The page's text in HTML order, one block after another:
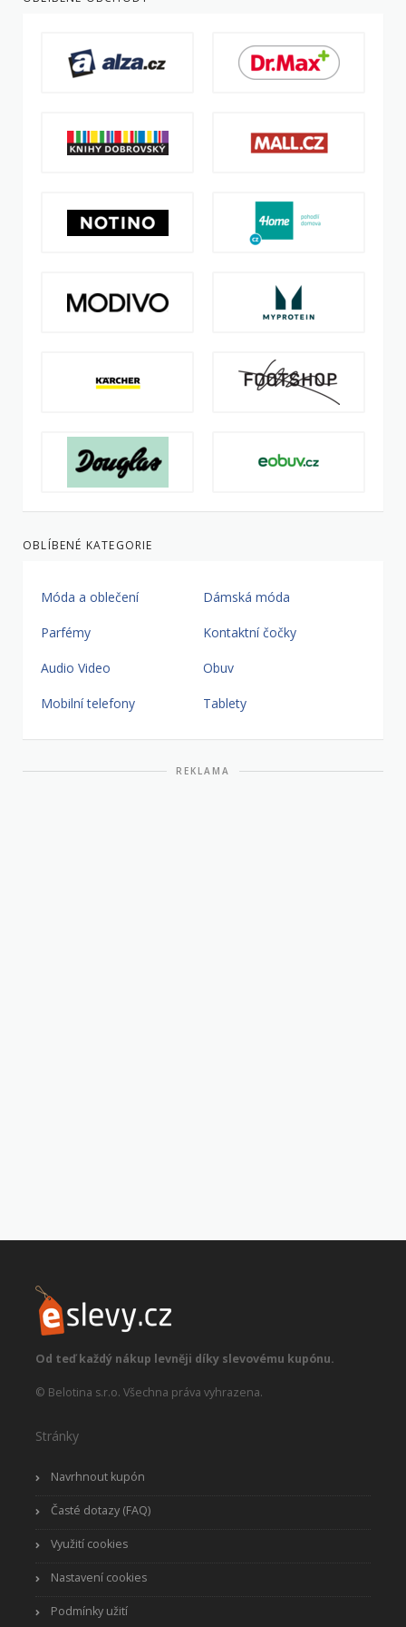
OBLÍBENÉ KATEGORIE
Móda a oblečení Dámská móda
Parfémy Kontaktní čočky
Audio Video Obuv
Mobilní telefony Tablety
REKLAMA
Od teď každý nákup levněji díky slevovému kupónu.
© Belotina s.r.o. Všechna práva vyhrazena.
Stránky
Navrhnout kupón
Časté dotazy (FAQ)
Využití cookies
Nastavení cookies
Podmínky užití